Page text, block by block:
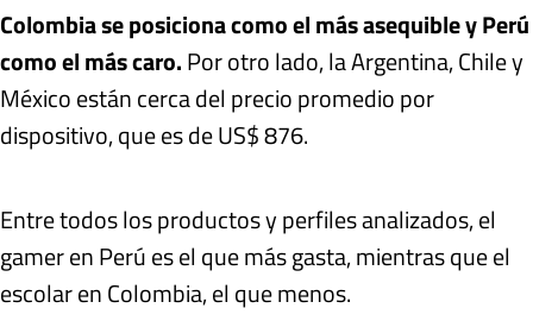
Colombia se posiciona como el más asequible y Perú
como el más caro.Por otro lado, la Argentina, Chile y
México están cerca del precio promedio por
dispositivo, que es de US$ 876.
Entre todos los productos y perfiles analizados, el
gamer en Perú es el que más gasta, mientras que el
escolar en Colombia, el que menos.